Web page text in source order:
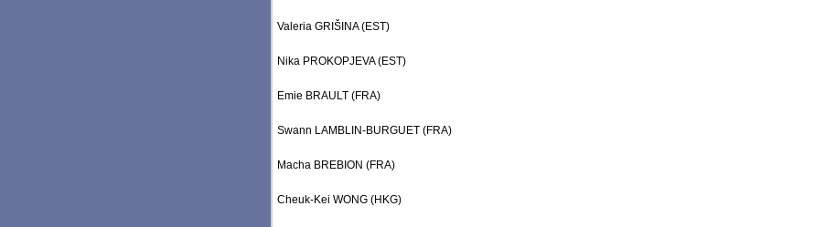
Valeria GRIŠINA (EST)
Nika PROKOPJEVA (EST)
Emie BRAULT (FRA)
Swann LAMBLIN-BURGUET (FRA)
Macha BREBION (FRA)
Cheuk-Kei WONG (HKG)